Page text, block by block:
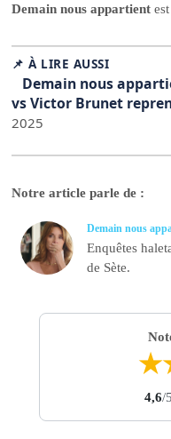
Demain nous appartient
📌 À LIRE AUSSI
Demain nous
vs Victor Brunet
2025
Notre article parle de :
Demain nous
Enquêtes
de Sète.
★
4,6/5